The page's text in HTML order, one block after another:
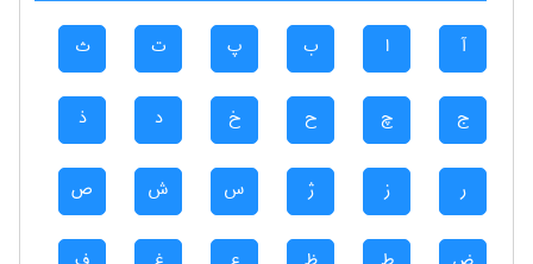
آ ا ب پ ت ث
ج چ ح خ د ذ
ر ز ژ س ش ص